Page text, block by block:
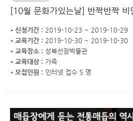
[10월 문화가있는날] 반짝반짝 비
신청기간 : 2019-10-23 ~ 2019-10-29
교육기간 : 2019-10-30 ~ 2019-10-30
교육장소 : 성북선잠박물관
교육대상 : 가족
모집인원 : 인터넷 접수 5 명